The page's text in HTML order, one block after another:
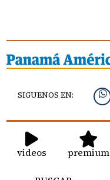
SIGUENOS EN:
videos premium